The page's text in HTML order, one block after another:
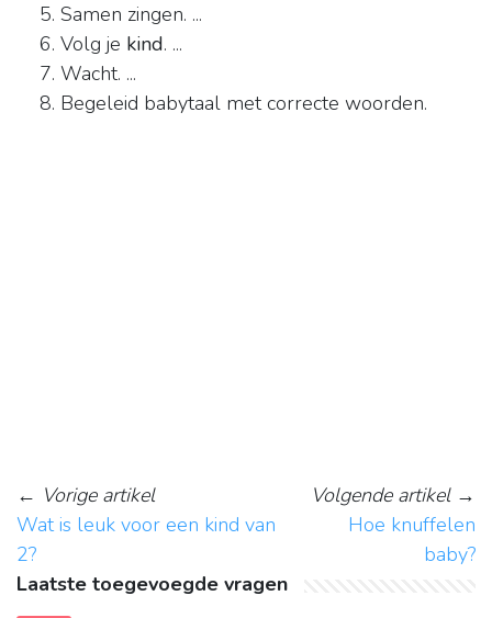
Samen zingen. ...
Volg je kind. ...
Wacht. ...
Begeleid babytaal met correcte woorden.
← Vorige artikel
Wat is leuk voor een kind van
2?
Volgende artikel→
Hoe knuffelen
baby?
Laatste toegevoegde vragen